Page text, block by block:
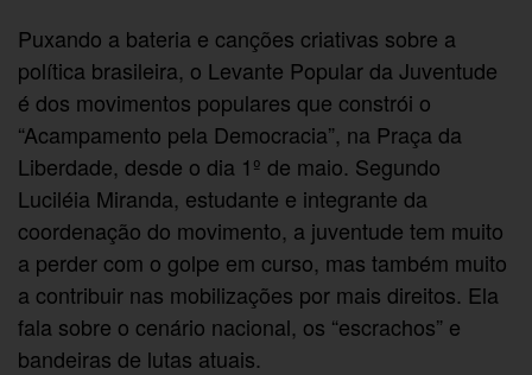
Puxando a bateria e canções criativas sobre a
política brasileira, o Levante Popular da Juventude
é dos movimentos populares que constrói o
“Acampamento pela Democracia”, na Praça da
Liberdade, desde o dia 1º de maio. Segundo
Luciléia Miranda, estudante e integrante da
coordenação do movimento, a juventude tem muito
a perder com o golpe em curso, mas também muito
a contribuir nas mobilizações por mais direitos. Ela
fala sobre o cenário nacional, os “escrachos” e
bandeiras de lutas atuais.